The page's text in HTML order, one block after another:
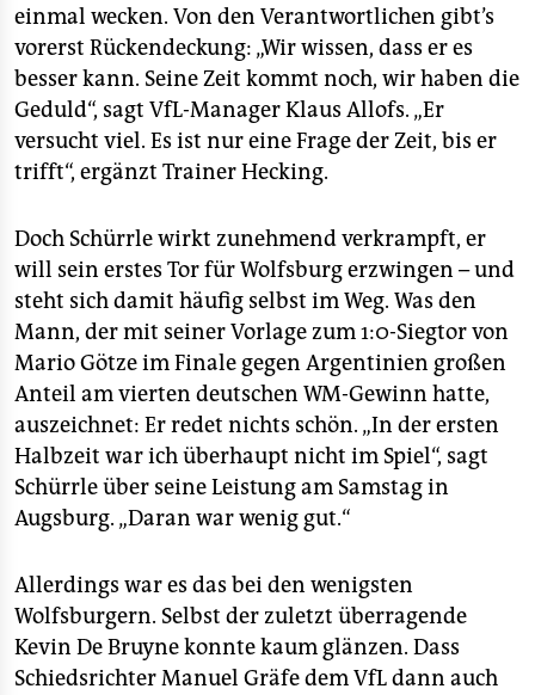
einmal wecken. Von den Verantwortlichen gibt’s
vorerst Rückendeckung: „Wir wissen, dass er es
besser kann. Seine Zeit kommt noch, wir haben die
Geduld“, sagt VfL-Manager Klaus Allofs. „Er
versucht viel. Es ist nur eine Frage der Zeit, bis er
trifft“, ergänzt Trainer Hecking.
Doch Schürrle wirkt zunehmend verkrampft, er
will sein erstes Tor für Wolfsburg erzwingen – und
steht sich damit häufig selbst im Weg. Was den
Mann, der mit seiner Vorlage zum 1:0-Siegtor von
Mario Götze im Finale gegen Argentinien großen
Anteil am vierten deutschen WM-Gewinn hatte,
auszeichnet: Er redet nichts schön. „In der ersten
Halbzeit war ich überhaupt nicht im Spiel“, sagt
Schürrle über seine Leistung am Samstag in
Augsburg. „Daran war wenig gut.“
Allerdings war es das bei den wenigsten
Wolfsburgern. Selbst der zuletzt überragende
Kevin De Bruyne konnte kaum glänzen. Dass
Schiedsrichter Manuel Gräfe dem VfL dann auch